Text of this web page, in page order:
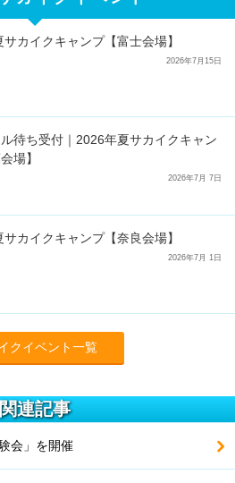
カイクキャンプ【富士会場】
2026年7月15日
待ち受付｜2026年夏サカイクキャン
場】
2026年7月 7日
カイクキャンプ【奈良会場】
2026年7月 1日
クイベント一覧
関連記事
会」を開催